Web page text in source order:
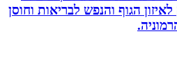
הגוף והנפש לבריאות וחוסן